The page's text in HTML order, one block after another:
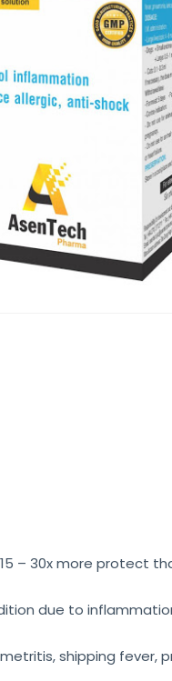
– 30x more protect
due to
shipping fever,